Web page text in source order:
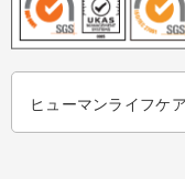
ヒューマンライフケ